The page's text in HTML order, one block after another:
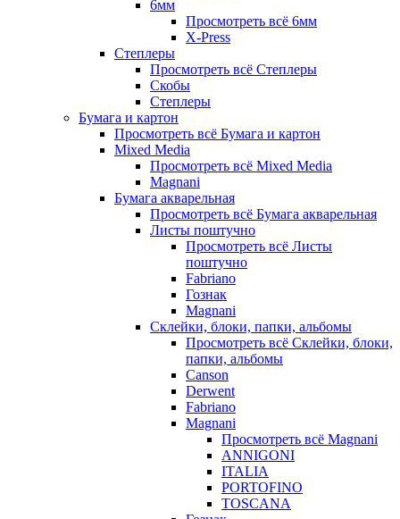
6мм
Просмотреть всё 6мм
X-Press
Степлеры
Просмотреть всё Степлеры
Скобы
Степлеры
Бумага и картон
Просмотреть всё Бумага и картон
Mixed Media
Просмотреть всё Mixed Media
Magnani
Бумага акварельная
Просмотреть всё Бумага акварельная
Листы поштучно
Просмотреть всё Листы
поштучно
Fabriano
Гознак
Magnani
Склейки, блоки, папки, альбомы
Просмотреть всё Склейки, блоки,
папки, альбомы
Canson
Derwent
Fabriano
Magnani
Просмотреть всё Magnani
ANNIGONI
ITALIA
PORTOFINO
TOSCANA